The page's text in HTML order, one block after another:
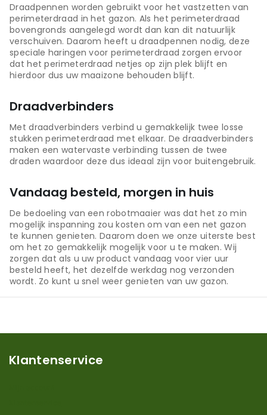
Draadpennen worden gebruikt voor het vastzetten van
perimeterdraad in het gazon. Als het perimeterdraad
bovengronds aangelegd wordt dan kan dit natuurlijk
verschuiven. Daarom heeft u draadpennen nodig, deze
speciale haringen voor perimeterdraad zorgen ervoor
dat het perimeterdraad netjes op zijn plek blijft en
hierdoor dus uw maaizone behouden blijft.
Draadverbinders
Met draadverbinders verbind u gemakkelijk twee losse
stukken perimeterdraad met elkaar. De draadverbinders
maken een watervaste verbinding tussen de twee
draden waardoor deze dus ideaal zijn voor buitengebruik.
Vandaag besteld, morgen in huis
De bedoeling van een robotmaaier was dat het zo min
mogelijk inspanning zou kosten om van een net gazon
te kunnen genieten. Daarom doen we onze uiterste best
om het zo gemakkelijk mogelijk voor u te maken. Wij
zorgen dat als u uw product vandaag voor vier uur
besteld heeft, het dezelfde werkdag nog verzonden
wordt. Zo kunt u snel weer genieten van uw gazon.
Klantenservice